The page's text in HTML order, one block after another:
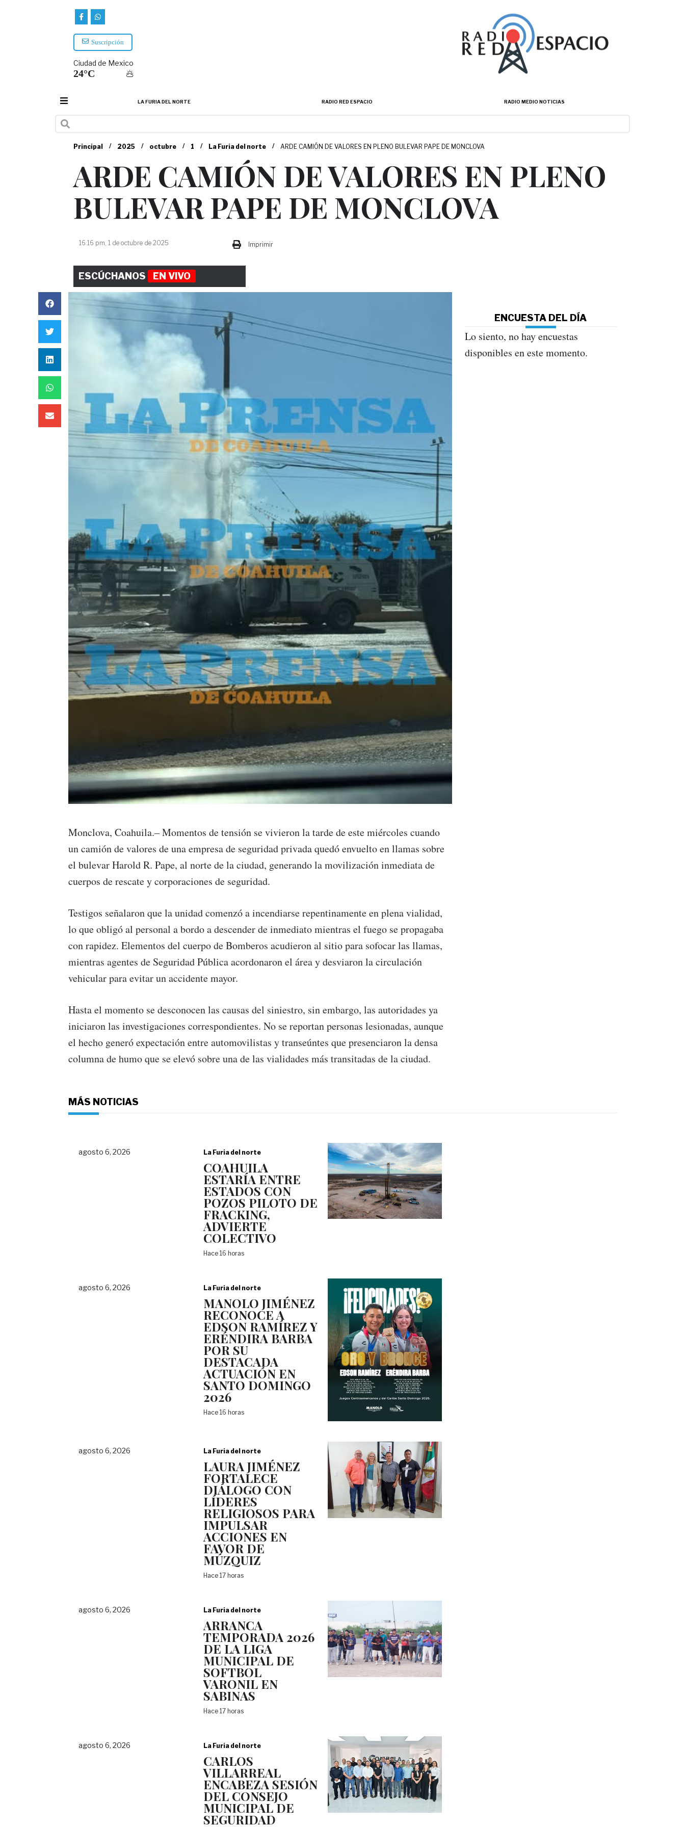
Suscripción
Ciudad de Mexico
24°C
LA FURIA DEL NORTE RADIO RED ESPACIO RADIO MEDIO NOTICIAS
Principal / 2025 / octubre / 1 / La Furia del norte / ARDE CAMIÓN DE VALORES EN PLENO BULEVAR PAPE DE MONCLOVA
ARDE CAMIÓN DE VALORES EN PLENO
BULEVAR PAPE DE MONCLOVA
16:16 pm, 1 de octubre de 2025 Imprimir
ESCÚCHANOS EN VIVO
Monclova, Coahuila.– Momentos de tensión se vivieron la tarde de este miércoles cuando
un camión de valores de una empresa de seguridad privada quedó envuelto en llamas sobre
el bulevar Harold R. Pape, al norte de la ciudad, generando la movilización inmediata de
cuerpos de rescate y corporaciones de seguridad.
Testigos señalaron que la unidad comenzó a incendiarse repentinamente en plena vialidad,
lo que obligó al personal a bordo a descender de inmediato mientras el fuego se propagaba
con rapidez. Elementos del cuerpo de Bomberos acudieron al sitio para sofocar las llamas,
mientras agentes de Seguridad Pública acordonaron el área y desviaron la circulación
vehicular para evitar un accidente mayor.
Hasta el momento se desconocen las causas del siniestro, sin embargo, las autoridades ya
iniciaron las investigaciones correspondientes. No se reportan personas lesionadas, aunque
el hecho generó expectación entre automovilistas y transeúntes que presenciaron la densa
columna de humo que se elevó sobre una de las vialidades más transitadas de la ciudad.
ENCUESTA DEL DÍA
Lo siento, no hay encuestas
disponibles en este momento.
MÁS NOTICIAS
agosto 6, 2026 La Furia del norte
COAHUILA
ESTARÍA ENTRE
ESTADOS CON
POZOS PILOTO DE
FRACKING,
ADVIERTE
COLECTIVO
Hace 16 horas
agosto 6, 2026 La Furia del norte
MANOLO JIMÉNEZ
RECONOCE A
EDSON RAMÍREZ Y
ERÉNDIRA BARBA
POR SU
DESTACADA
ACTUACIÓN EN
SANTO DOMINGO
2026
Hace 16 horas
agosto 6, 2026 La Furia del norte
LAURA JIMÉNEZ
FORTALECE
DIÁLOGO CON
LÍDERES
RELIGIOSOS PARA
IMPULSAR
ACCIONES EN
FAVOR DE
MÚZQUIZ
Hace 17 horas
agosto 6, 2026 La Furia del norte
ARRANCA
TEMPORADA 2026
DE LA LIGA
MUNICIPAL DE
SOFTBOL
VARONIL EN
SABINAS
Hace 17 horas
agosto 6, 2026 La Furia del norte
CARLOS
VILLARREAL
ENCABEZA SESIÓN
DEL CONSEJO
MUNICIPAL DE
SEGURIDAD